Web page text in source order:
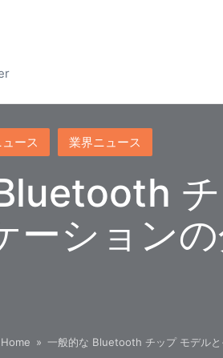
ュース 業界ニュース
ーション
Home » 一般的な Bluetooth チップ モデル